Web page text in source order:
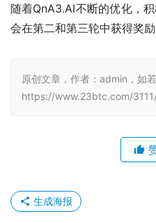
随着QnA3.AI不断的优化，
会在第二和第三轮中获得奖励
原创文章，作者：admin，如
https://www.23btc.com/
生成海报